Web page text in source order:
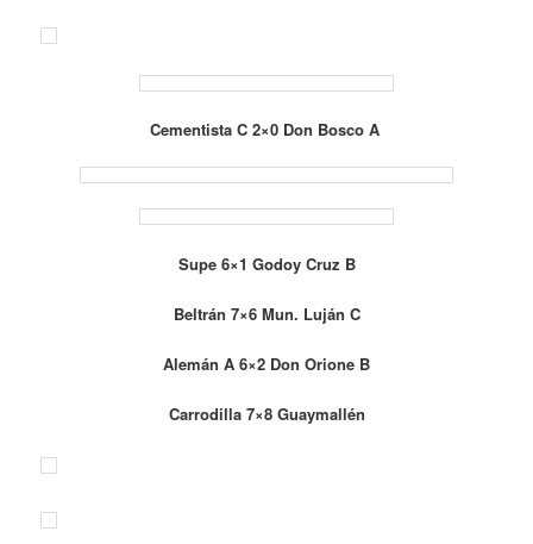
Cementista C 2×0 Don Bosco A
Supe 6×1 Godoy Cruz B
Beltrán 7×6 Mun. Luján C
Alemán A 6×2 Don Orione B
Carrodilla 7×8 Guaymallén